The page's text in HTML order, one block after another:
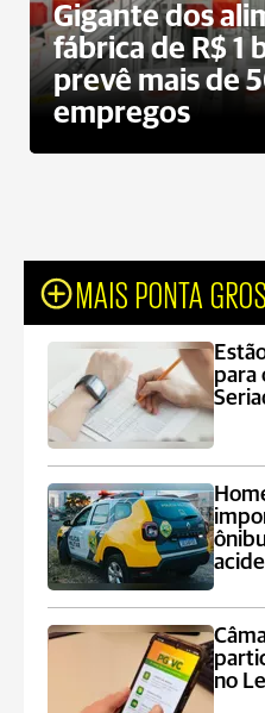
Gigante dos
fábrica de R$ 1
prevê mais de
empregos
MAIS PONTA
para
no